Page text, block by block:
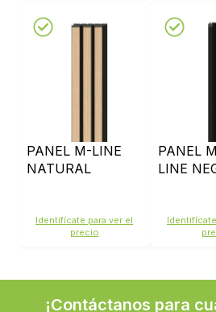
PANEL M-LINE
NATURAL
Identifícate para ver el
precio
PANEL
LINE
¡Contáctanos para